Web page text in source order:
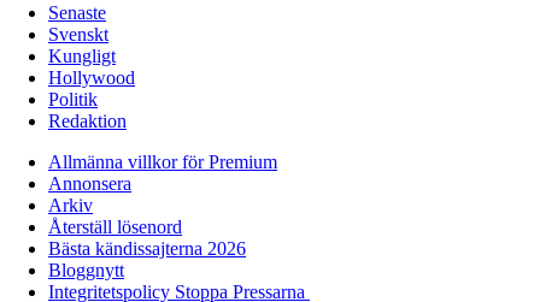
Senaste
Svenskt
Kungligt
Hollywood
Politik
Redaktion
Allmänna villkor för Premium
Annonsera
Arkiv
Återställ lösenord
Bästa kändissajterna 2026
Bloggnytt
Integritetspolicy Stoppa Pressarna